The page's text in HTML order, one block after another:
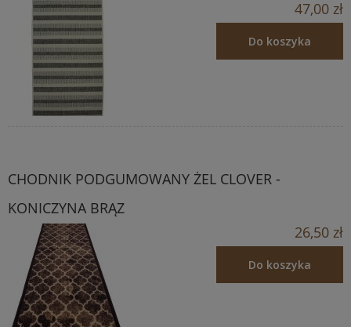
47,00 zł
Do koszyka
CHODNIK PODGUMOWANY ŻEL CLOVER -
KONICZYNA BRĄZ
26,50 zł
Do koszyka